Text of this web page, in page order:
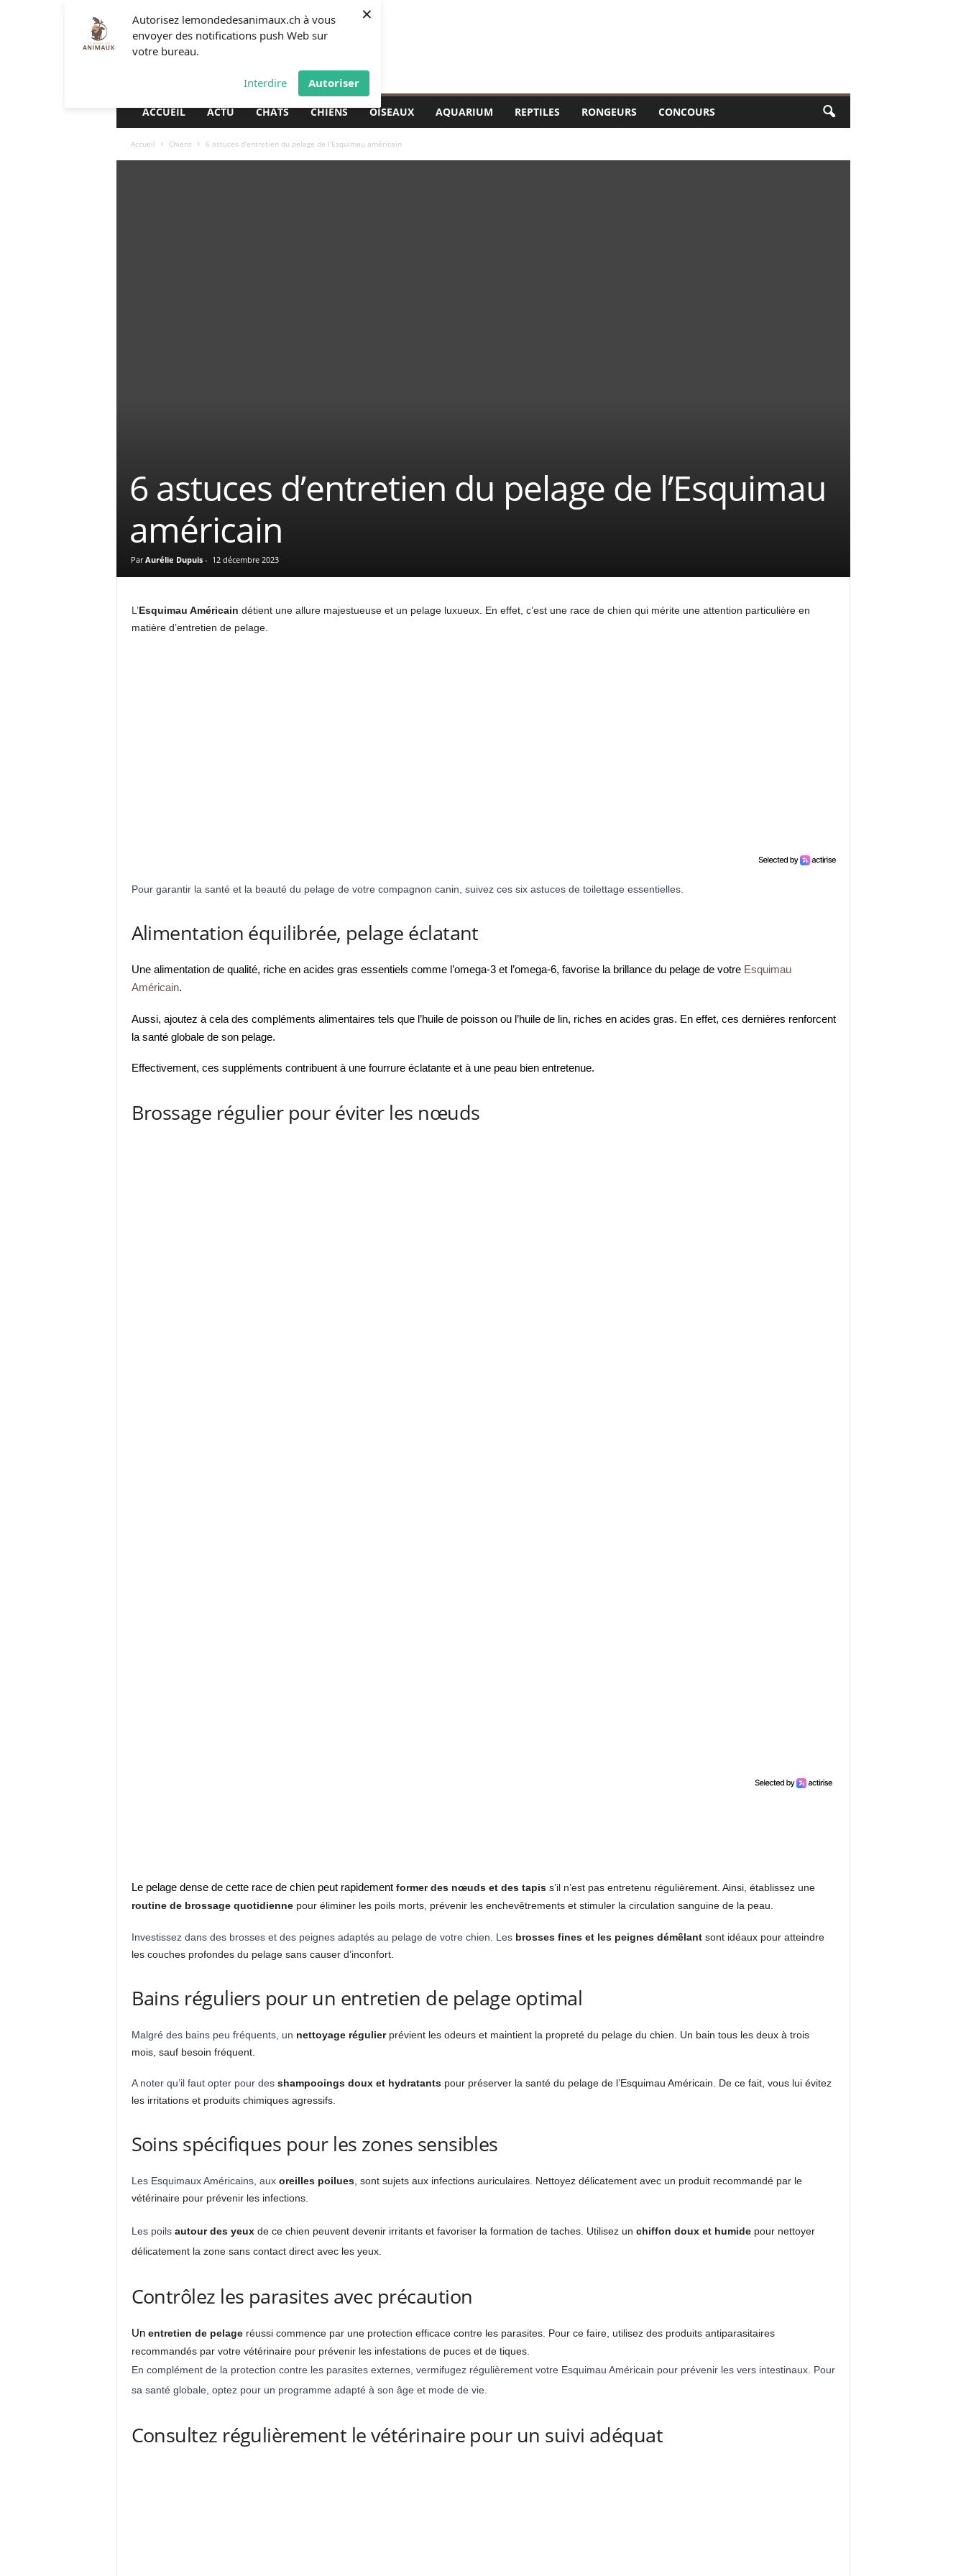
Autorisez lemondedesanimaux.ch à vous
envoyer des notifications push Web sur
votre bureau.
Interdire Autoriser
×
a
ACCUEIL ACTU CHATS CHIENS OISEAUX AQUARIUM REPTILES RONGEURS CONCOURS
Accueil Chiens 6 astuces d’entretien du pelage de l’Esquimau américain
6 astuces d’entretien du pelage de l’Esquimau
américain
Par Aurélie Dupuis - 12 décembre 2023
L’Esquimau Américain détient une allure majestueuse et un pelage luxueux. En effet, c’est une race de chien qui mérite une attention particulière en
matière d’entretien de pelage.
Pour garantir la santé et la beauté du pelage de votre compagnon canin, suivez ces six astuces de toilettage essentielles.
Alimentation équilibrée, pelage éclatant
Une alimentation de qualité, riche en acides gras essentiels comme l’omega-3 et l’omega-6, favorise la brillance du pelage de votre Esquimau
Américain.
Aussi, ajoutez à cela des compléments alimentaires tels que l’huile de poisson ou l’huile de lin, riches en acides gras. En effet, ces dernières renforcent
la santé globale de son pelage.
Effectivement, ces suppléments contribuent à une fourrure éclatante et à une peau bien entretenue.
Brossage régulier pour éviter les nœuds
Le pelage dense de cette race de chien peut rapidement former des nœuds et des tapiss’il n’est pas entretenu régulièrement. Ainsi, établissez une
routine de brossage quotidiennepour éliminer les poils morts, prévenir les enchevêtrements et stimuler la circulation sanguine de la peau.
Investissez dans des brosses et des peignes adaptés au pelage de votre chien. Les brosses fines et les peignes démêlantsont idéaux pour atteindre
les couches profondes du pelage sans causer d’inconfort.
Bains réguliers pour un entretien de pelage optimal
Malgré des bains peu fréquents, un nettoyage régulierprévient les odeurs et maintient la propreté du pelage du chien. Un bain tous les deux à trois
mois, sauf besoin fréquent.
A noter qu’il faut opter pour des shampooings doux et hydratantspour préserver la santé du pelage de l’Esquimau Américain. De ce fait, vous lui évitez
les irritations et produits chimiques agressifs.
Soins spécifiques pour les zones sensibles
Les Esquimaux Américains, aux oreilles poilues, sont sujets aux infections auriculaires. Nettoyez délicatement avec un produit recommandé par le
vétérinaire pour prévenir les infections.
Les poils autour des yeuxde ce chien peuvent devenir irritants et favoriser la formation de taches. Utilisez un chiffon doux et humidepour nettoyer
délicatement la zone sans contact direct avec les yeux.
Contrôlez les parasites avec précaution
Un entretien de pelageréussi commence par une protection efficace contre les parasites. Pour ce faire, utilisez des produits antiparasitaires
recommandés par votre vétérinaire pour prévenir les infestations de puces et de tiques.
En complément de la protection contre les parasites externes, vermifugez régulièrement votre Esquimau Américain pour prévenir les vers intestinaux. Pour
sa santé globale, optez pour un programme adapté à son âge et mode de vie.
Consultez régulièrement le vétérinaire pour un suivi adéquat